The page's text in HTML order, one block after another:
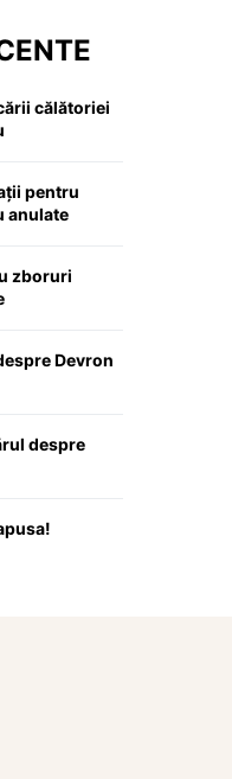
călătoriei
pentru
anulate
zboruri
Devron
despre